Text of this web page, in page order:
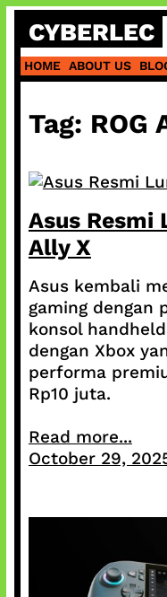
Skip
content
CYBERLEC
HOME ABOUT US
Tag: ROG
Asus Resmi
Ally X
Asus kembali
gaming dengan
konsol
dengan Xbox
performa
Rp10 juta.
Read more...
October 29,